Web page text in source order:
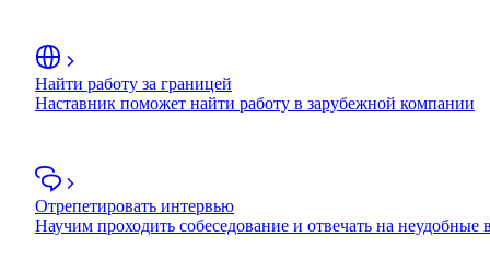
Найти работу за границей
Наставник поможет найти работу в зарубежной компании
Отрепетировать интервью
Научим проходить собеседование и отвечать на неудобные